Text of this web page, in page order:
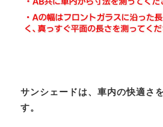
サンシェードは、車内の快適さ
す。